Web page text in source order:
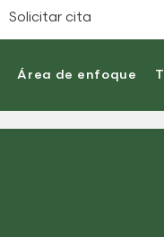
Solicitar cita
Área de enfoque